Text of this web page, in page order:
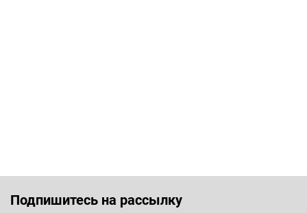
Подпишитесь на рассылку